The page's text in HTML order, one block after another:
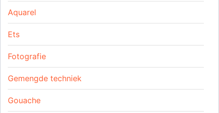
Aquarel
Ets
Fotografie
Gemengde techniek
Gouache